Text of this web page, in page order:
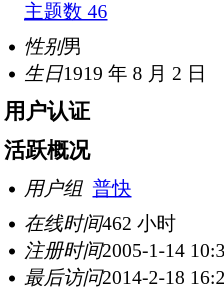
主题数 46
性别男
生日1919 年 8 月 2 日
用户认证
活跃概况
用户组 普快
在线时间462 小时
注册时间2005-1-14
最后访问2014-2-18